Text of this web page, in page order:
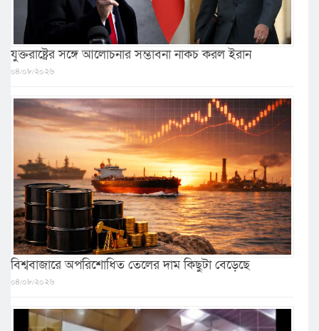
যুক্তরাষ্ট্রের সঙ্গে আলোচনার সম্ভাবনা নাকচ করল ইরান
০৪/০৮/২০২৬
বিশ্ববাজারে অপরিশোধিত তেলের দাম কিছুটা বেড়েছে
০৪/০৮/২০২৬